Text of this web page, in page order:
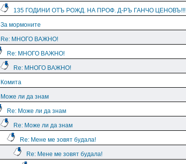
135 ГОДИНИ ОТЪ РОЖД. НА ПРОФ. Д-РЪ ГАНЧО ЦЕНОВЪ!!!
За мормоните
Re: МНОГО ВАЖНО!
Re: МНОГО ВАЖНО!
Re: МНОГО ВАЖНО!
Комита
Може ли да знам
Re: Може ли да знам
Re: Може ли да знам
Re: Мене ме зовят будала!
Re: Мене ме зовят будала!